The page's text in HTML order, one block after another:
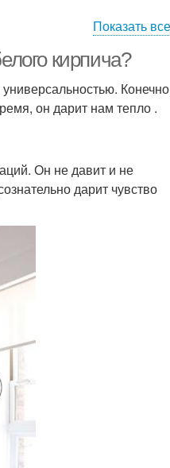
Показать все
кирпича?
он дарит нам тепло .
Он не давит и не
дарит чувство